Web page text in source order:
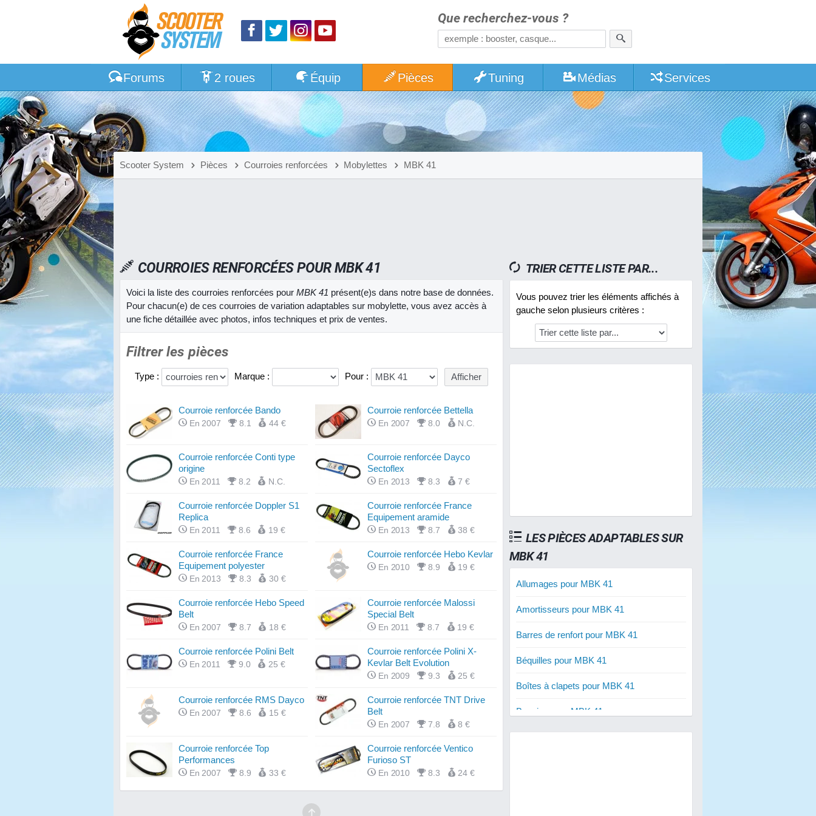
Que recherchez-vous ?
Forums 2 roues Équip Pièces Tuning Médias Services
Scooter System Pièces Courroies renforcées Mobylettes MBK 41
COURROIES RENFORCÉES POUR MBK 41
Voici la liste des courroies renforcées pour MBK 41 présent(e)s dans notre base de données.
Pour chacun(e) de ces courroies de variation adaptables sur mobylette, vous avez accès à
une fiche détaillée avec photos, infos techniques et prix de ventes.
Filtrer les pièces
Type : Marque : Pour :
Courroie renforcée Bando
En 2007 8.1 44 €
Courroie renforcée Bettella
En 2007 8.0 N.C.
Courroie renforcée Conti type
origine
En 2011 8.2 N.C.
Courroie renforcée Dayco
Sectoflex
En 2013 8.3 7 €
Courroie renforcée Doppler S1
Replica
En 2011 8.6 19 €
Courroie renforcée France
Equipement aramide
En 2013 8.7 38 €
Courroie renforcée France
Equipement polyester
En 2013 8.3 30 €
Courroie renforcée Hebo Kevlar
En 2010 8.9 19 €
Courroie renforcée Hebo Speed
Belt
En 2007 8.7 18 €
Courroie renforcée Malossi
Special Belt
En 2011 8.7 19 €
Courroie renforcée Polini Belt
En 2011 9.0 25 €
Courroie renforcée Polini X-
Kevlar Belt Evolution
En 2009 9.3 25 €
Courroie renforcée RMS Dayco
En 2007 8.6 15 €
Courroie renforcée TNT Drive
Belt
En 2007 7.8 8 €
Courroie renforcée Top
Performances
En 2007 8.9 33 €
Courroie renforcée Ventico
Furioso ST
En 2010 8.3 24 €
TRIER CETTE LISTE PAR...
Vous pouvez trier les éléments affichés à
gauche selon plusieurs critères :
LES PIÈCES ADAPTABLES SUR
MBK 41
Allumages pour MBK 41
Amortisseurs pour MBK 41
Barres de renfort pour MBK 41
Béquilles pour MBK 41
Boîtes à clapets pour MBK 41
Bougies pour MBK 41